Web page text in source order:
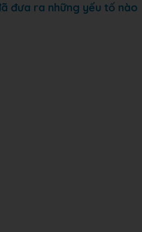
đưa ra những yếu tố nào